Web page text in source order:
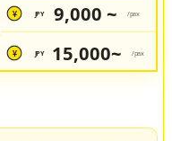
¥ JPY 9,000 ~ /pax
¥ JPY 15,000~ /pax